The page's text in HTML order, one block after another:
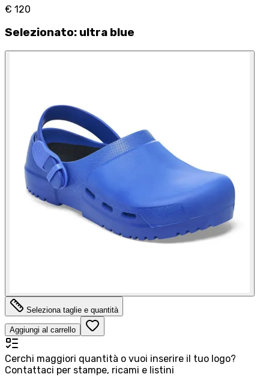
€ 120
Selezionato: ultra blue
Seleziona taglie e quantità
Aggiungi al carrello
Cerchi maggiori quantità o vuoi inserire il tuo logo?
Contattaci per stampe, ricami e listini